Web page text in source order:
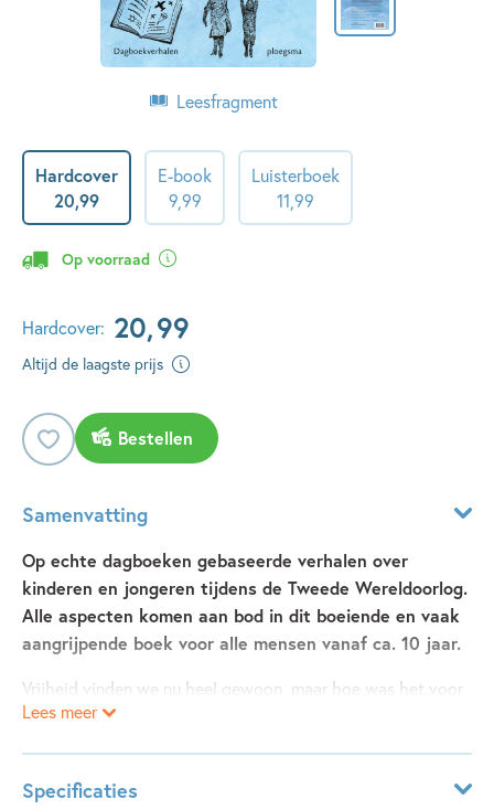
Leesfragment
Hardcover
20,99
E-book
9,99
Luisterboek
11,99
Op voorraad
Hardcover: 20,99
Altijd de laagste prijs
Bestellen
Samenvatting
Op echte dagboeken gebaseerde verhalen over
kinderen en jongeren tijdens de Tweede Wereldoorlog.
Alle aspecten komen aan bod in dit boeiende en vaak
aangrijpende boek voor alle mensen vanaf ca. 10 jaar.
Vrijheid vinden we nu heel gewoon, maar hoe was het voor
kinderen en jongeren om de Tweede Wereldoorlog mee te
bommen om je oren vliegen, zoals bij Yvonne, Felix en
Lees meer
Specificaties